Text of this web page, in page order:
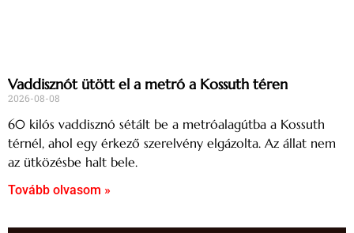
Vaddisznót ütött el a metró a Kossuth téren
2026-08-08
60 kilós vaddisznó sétált be a metróalagútba a Kossuth
térnél, ahol egy érkező szerelvény elgázolta. Az állat nem
az ütközésbe halt bele.
Tovább olvasom »